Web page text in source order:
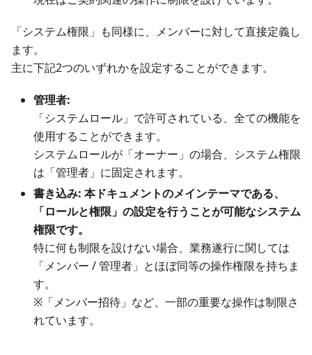
「システム権限」も同様に、メンバーに対して直接定義し
ます。
主に下記2つのいずれかを設定することができます。
管理者:
「システムロール」で許可されている、全ての機能を
使用することができます。
システムロールが「オーナー」の場合、システム権限
は「管理者」に固定されます。
書き込み: 本ドキュメントのメインテーマである、
「ロールと権限」の設定を行うことが可能なシステム
権限です。
特に何も制限を設けない場合、業務遂行に関しては
「メンバー / 管理者」とほぼ同等の操作権限を持ちま
す。
※「メンバー招待」など、一部の重要な操作は制限さ
れています。